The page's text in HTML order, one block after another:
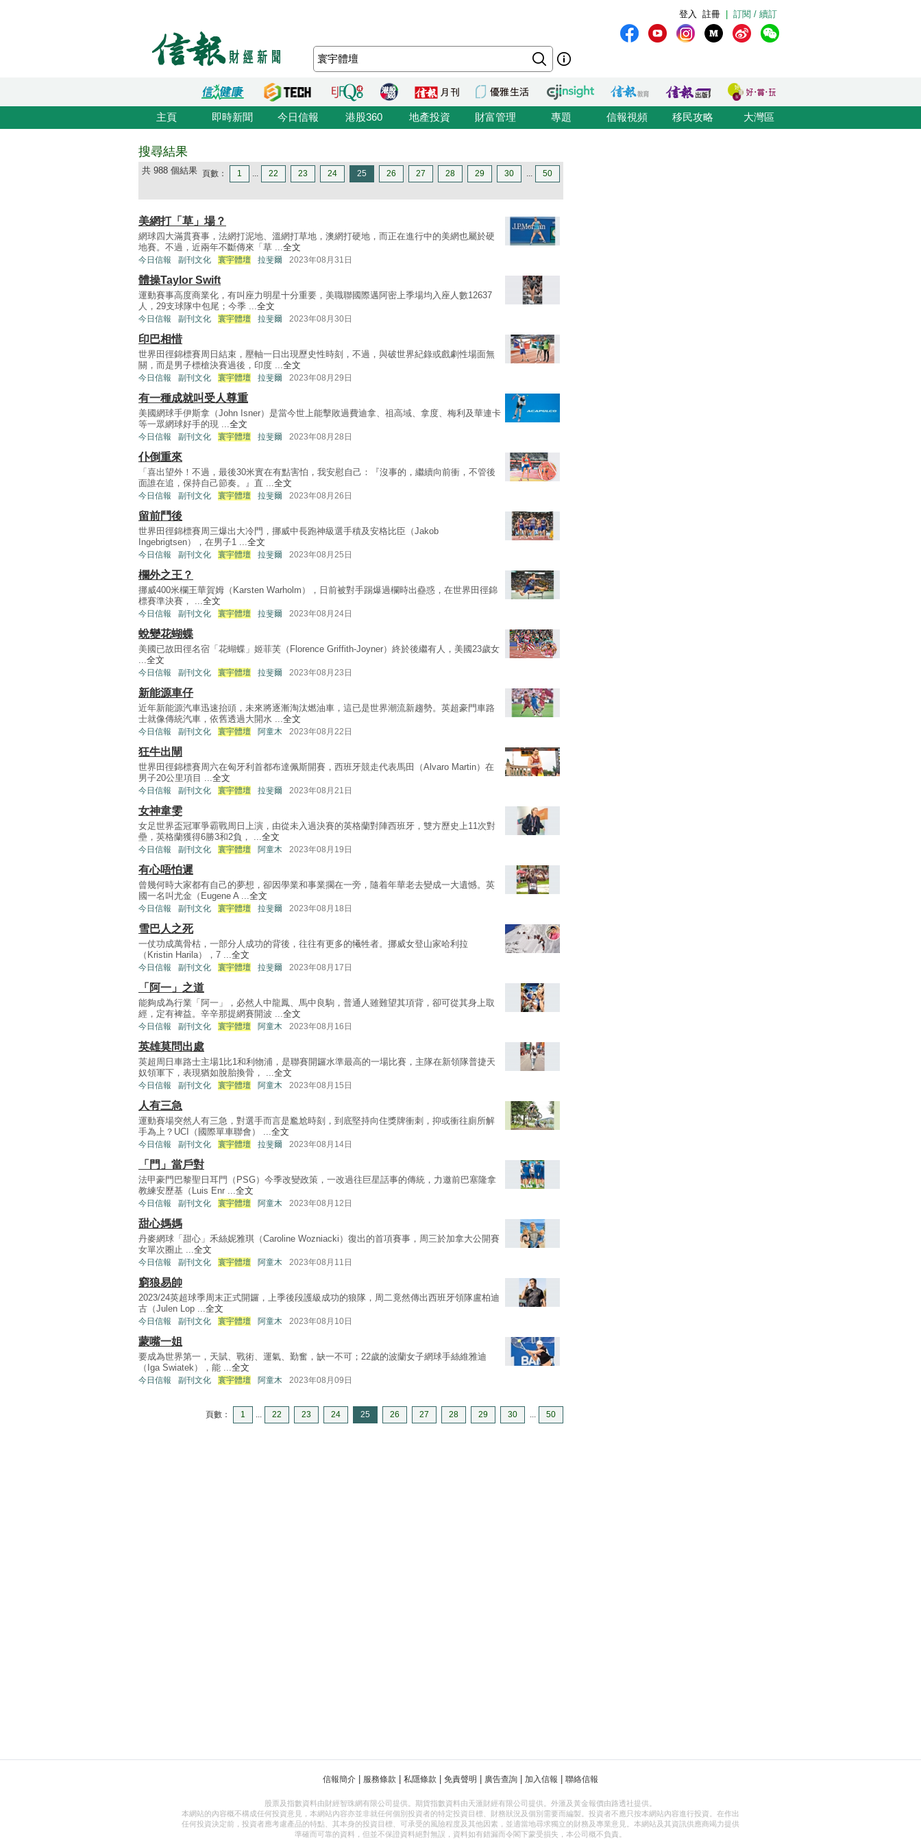
訂閱 / 續訂
註冊
登入
主頁 即時新聞 今日信報 港股360 地產投資 財富管理 專題 信報視頻 移民攻略 大灣區
搜尋結果
共 988 個結果 頁數： 1 ... 22 23 24 25 26 27 28 29 30 ... 50
美網打「草」場？
網球四大滿貫賽事，法網打泥地、溫網打草地，澳網打硬地，而正在進行中的美網也屬於硬
地賽。不過，近兩年不斷傳來「草 ...全文
今日信報 副刊文化 寰宇體壇 拉斐爾 2023年08月31日
體操Taylor Swift
運動賽事高度商業化，有叫座力明星十分重要，美職聯國際邁阿密上季場均入座人數12637
人，29支球隊中包尾；今季 ...全文
今日信報 副刊文化 寰宇體壇 拉斐爾 2023年08月30日
印巴相惜
世界田徑錦標賽周日結束，壓軸一日出現歷史性時刻，不過，與破世界紀錄或戲劇性場面無
關，而是男子標槍決賽過後，印度 ...全文
今日信報 副刊文化 寰宇體壇 拉斐爾 2023年08月29日
有一種成就叫受人尊重
美國網球手伊斯拿（John Isner）是當今世上能擊敗過費迪拿、祖高域、拿度、梅利及華連卡
等一眾網球好手的現 ...全文
今日信報 副刊文化 寰宇體壇 拉斐爾 2023年08月28日
仆倒重來
「喜出望外！不過，最後30米實在有點害怕，我安慰自己：『沒事的，繼續向前衝，不管後
面誰在追，保持自己節奏。』直 ...全文
今日信報 副刊文化 寰宇體壇 拉斐爾 2023年08月26日
留前鬥後
世界田徑錦標賽周三爆出大冷門，挪威中長跑神級選手積及安格比臣（Jakob
Ingebrigtsen），在男子1 ...全文
今日信報 副刊文化 寰宇體壇 拉斐爾 2023年08月25日
欄外之王？
挪威400米欄王華賀姆（Karsten Warholm），日前被對手踢爆過欄時出蠱惑，在世界田徑錦
標賽準決賽， ...全文
今日信報 副刊文化 寰宇體壇 拉斐爾 2023年08月24日
蛻變花蝴蝶
美國已故田徑名宿「花蝴蝶」姬菲芙（Florence Griffith-Joyner）終於後繼有人，美國23歲女
...全文
今日信報 副刊文化 寰宇體壇 拉斐爾 2023年08月23日
新能源車仔
近年新能源汽車迅速抬頭，未來將逐漸淘汰燃油車，這已是世界潮流新趨勢。英超豪門車路
士就像傳統汽車，依舊透過大開水 ...全文
今日信報 副刊文化 寰宇體壇 阿童木 2023年08月22日
狂牛出閘
世界田徑錦標賽周六在匈牙利首都布達佩斯開賽，西班牙競走代表馬田（Alvaro Martin）在
男子20公里項目 ...全文
今日信報 副刊文化 寰宇體壇 拉斐爾 2023年08月21日
女神韋雯
女足世界盃冠軍爭霸戰周日上演，由從未入過決賽的英格蘭對陣西班牙，雙方歷史上11次對
壘，英格蘭獲得6勝3和2負， ...全文
今日信報 副刊文化 寰宇體壇 阿童木 2023年08月19日
有心唔怕遲
曾幾何時大家都有自己的夢想，卻因學業和事業擱在一旁，隨着年華老去變成一大遺憾。英
國一名叫尤金（Eugene A ...全文
今日信報 副刊文化 寰宇體壇 拉斐爾 2023年08月18日
雪巴人之死
一仗功成萬骨枯，一部分人成功的背後，往往有更多的犧牲者。挪威女登山家哈利拉
（Kristin Harila），7 ...全文
今日信報 副刊文化 寰宇體壇 拉斐爾 2023年08月17日
「阿一」之道
能夠成為行業「阿一」，必然人中龍鳳、馬中良駒，普通人雖難望其項背，卻可從其身上取
經，定有裨益。辛辛那提網賽開波 ...全文
今日信報 副刊文化 寰宇體壇 阿童木 2023年08月16日
英雄莫問出處
英超周日車路士主場1比1和利物浦，是聯賽開鑼水準最高的一場比賽，主隊在新領隊普捷天
奴領軍下，表現猶如脫胎換骨， ...全文
今日信報 副刊文化 寰宇體壇 阿童木 2023年08月15日
人有三急
運動賽場突然人有三急，對選手而言是尷尬時刻，到底堅持向住獎牌衝刺，抑或衝往廁所解
手為上？UCI（國際單車聯會） ...全文
今日信報 副刊文化 寰宇體壇 拉斐爾 2023年08月14日
「門」當戶對
法甲豪門巴黎聖日耳門（PSG）今季改變政策，一改過往巨星話事的傳統，力邀前巴塞隆拿
教練安歷基（Luis Enr ...全文
今日信報 副刊文化 寰宇體壇 阿童木 2023年08月12日
甜心媽媽
丹麥網球「甜心」禾絲妮雅琪（Caroline Wozniacki）復出的首項賽事，周三於加拿大公開賽
女單次圈止 ...全文
今日信報 副刊文化 寰宇體壇 阿童木 2023年08月11日
窮狼易帥
2023/24英超球季周末正式開鑼，上季後段護級成功的狼隊，周二竟然傳出西班牙領隊盧柏迪
古（Julen Lop ...全文
今日信報 副刊文化 寰宇體壇 阿童木 2023年08月10日
蒙嘴一姐
要成為世界第一，天賦、戰術、運氣、勤奮，缺一不可；22歲的波蘭女子網球手絲維雅迪
（Iga Swiatek），能 ...全文
今日信報 副刊文化 寰宇體壇 阿童木 2023年08月09日
頁數： 1 ... 22 23 24 25 26 27 28 29 30 ... 50
信報簡介 服務條款 私隱條款 免責聲明 廣告查詢 加入信報 聯絡信報
股票及指數資料由財經智珠網有限公司提供。期貨指數資料由天滙財經有限公司提供。外滙及黃金報價由路透社提供。
本網站的內容概不構成任何投資意見，本網站內容亦並非就任何個別投資者的特定投資目標、財務狀況及個別需要而編製。投資者不應只按本網站內容進行投資。在作出
任何投資決定前，投資者應考慮產品的特點、其本身的投資目標、可承受的風險程度及其他因素，並適當地尋求獨立的財務及專業意見。本網站及其資訊供應商竭力提供
準確而可靠的資料，但並不保證資料絕對無誤，資料如有錯漏而令閣下蒙受損失，本公司概不負責。